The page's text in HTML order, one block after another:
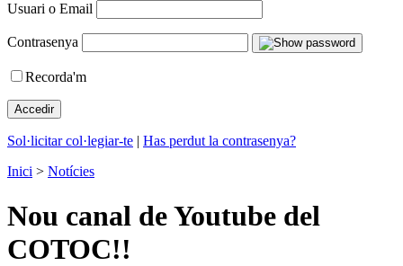
Usuari o Email
Contrasenya
Recorda'm
Sol·licitar col·legiar-te | Has perdut la contrasenya?
Inici > Notícies
Nou canal de Youtube del
COTOC!!